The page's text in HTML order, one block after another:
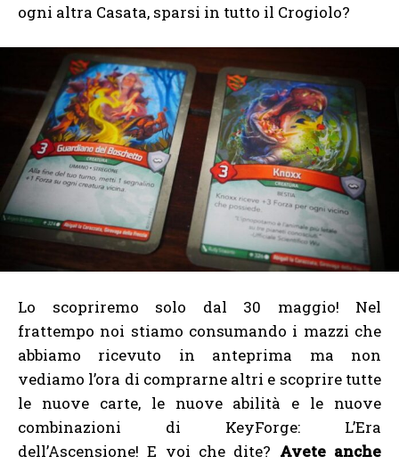
ogni altra Casata, sparsi in tutto il Crogiolo?
Lo scopriremo solo dal 30 maggio! Nel
frattempo noi stiamo consumando i mazzi che
abbiamo ricevuto in anteprima ma non
vediamo l’ora di comprarne altri e scoprire tutte
le nuove carte, le nuove abilità e le nuove
combinazioni di KeyForge: L’Era
dell’Ascensione! E voi che dite? Avete anche